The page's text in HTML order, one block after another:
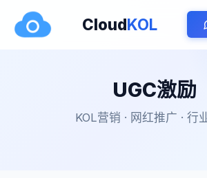
CloudKOL
UGC激励
KOL营销 · 网红推广 · 行